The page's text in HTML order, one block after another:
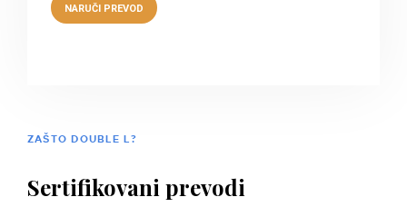
ZAŠTO DOUBLE L?
Sertifikovani prevodi